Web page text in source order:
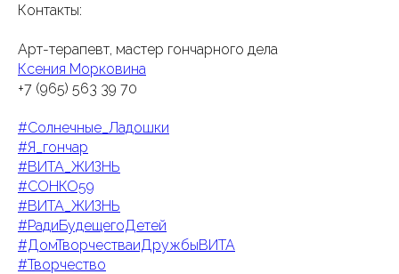
Контакты:
Арт-терапевт, мастер гончарного дела
Ксения Морковина
+7 (965) 563 39 70
#Солнечные_Ладошки
#Я_гончар
#ВИТА_ЖИЗНЬ
#СОНКО59
#ВИТА_ЖИЗНЬ
#РадиБудещегоДетей
#ДомТворчестваиДружбыВИТА
#Творчество